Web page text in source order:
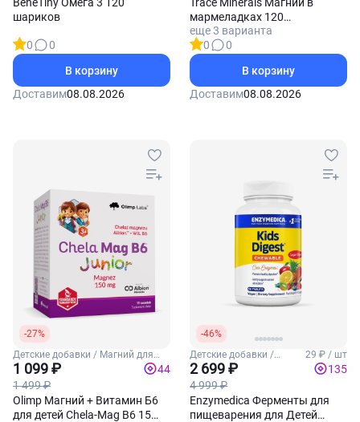
шариков
0
0
В корзину
Доставим08.08.2026
мармеладках 120
мармеладок (Мандарин)
еще 3 варианта
0
0
В корзину
Доставим08.08.2026
-27%
Детские добавки / Магний для
детей
1 099 ₽
1 499 ₽
44
Olimp Магний + Витамин Б6
для детей Chela-Mag B6 15
-46%
Детские добавки /
Пробиотики для детей
29 ₽ / шт
2 699 ₽
4 999 ₽
135
Enzymedica Ферменты для
пищеварения для Детей